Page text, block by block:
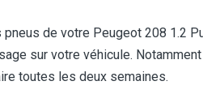
pneus de votre Peugeot 208 1.2
sur votre véhicule.
toutes les deux semaines.